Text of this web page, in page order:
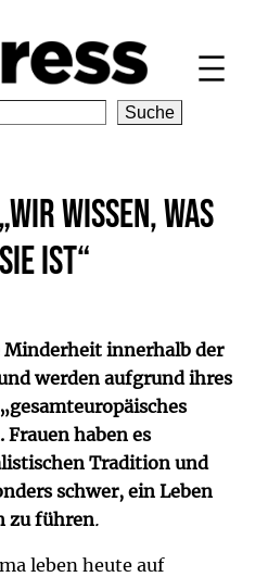
Suche
wissen, was
ist“
Minderheit innerhalb der
werden aufgrund ihres
Frauen haben es
Tradition und
schwer, ein Leben
zu führen.
leben heute auf